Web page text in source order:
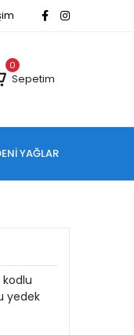
0
Sepetim
YAĞLAR
kodlu
yedek